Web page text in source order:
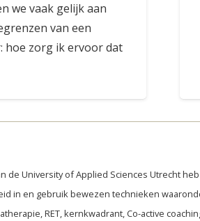
we vaak gelijk aan
van een
hoe zorg ik ervoor dat
de University of Applied Sciences Utrecht
in en gebruik bewezen technieken
RET, kernkwadrant, Co-active